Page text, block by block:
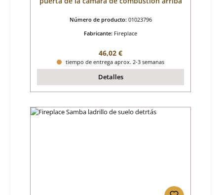
Número de producto: 01023796
Fabricante: Fireplace
Precio normal:
46,02 €
tiempo de entrega aprox. 2-3 semanas
Detalles